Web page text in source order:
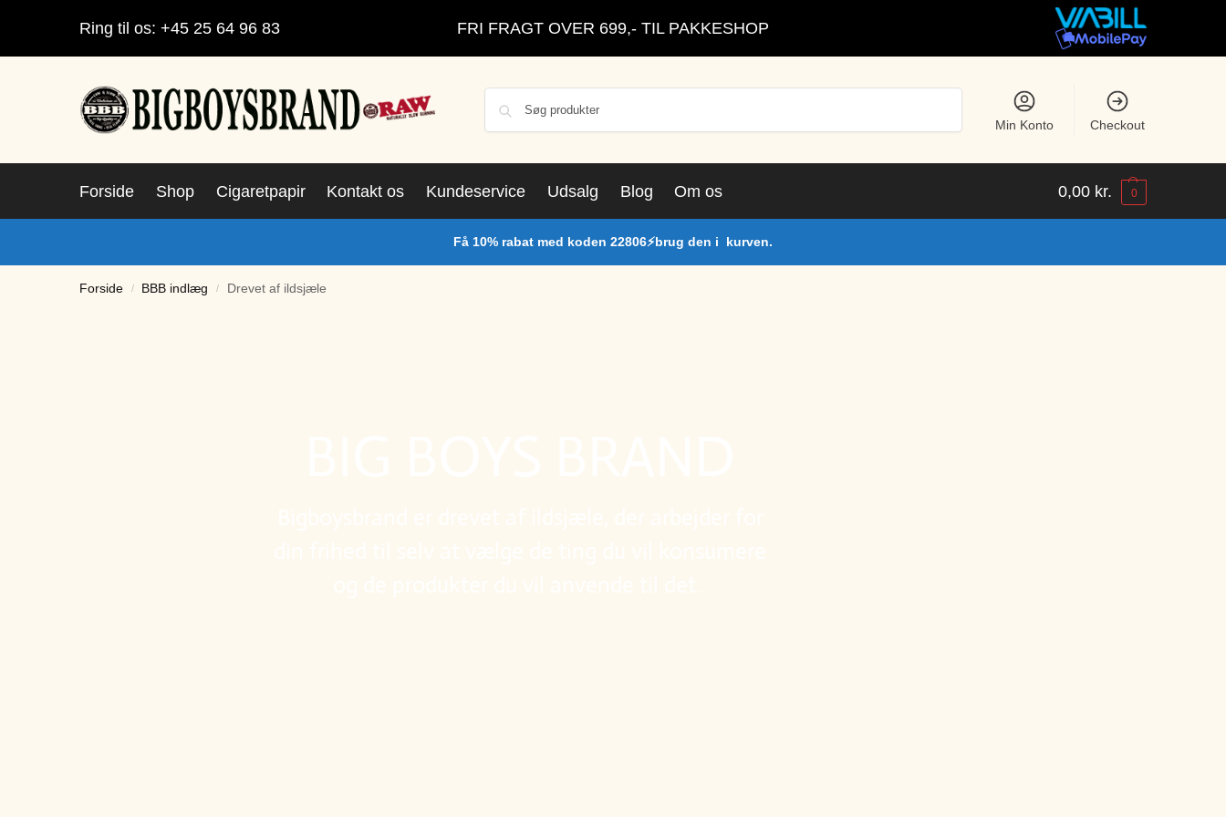
Ring til os: +45 25 64 96 83 FRI FRAGT OVER 699,- TIL PAKKESHOP
Min Konto Checkout
Forside Shop Cigaretpapir Kontakt os Kundeservice Udsalg Blog Om os 0,00 kr. 0
Få 10% rabat med koden 22806⚡brug den i kurven.
Forside / BBB indlæg / Drevet af ildsjæle